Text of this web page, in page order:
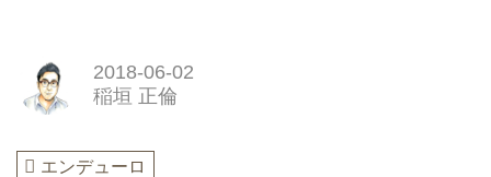
2018-06-02
稲垣 正倫
エンデューロ